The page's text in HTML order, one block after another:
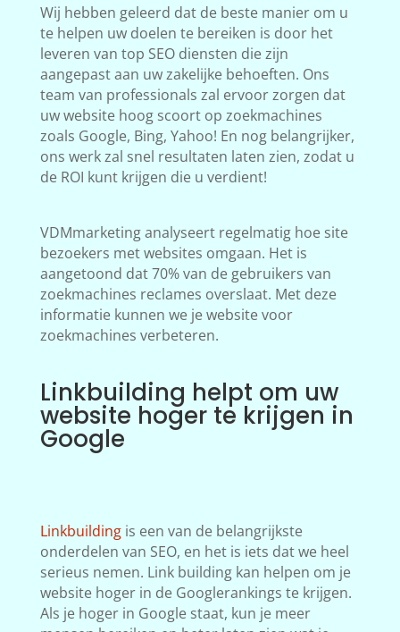
Wij hebben geleerd dat de beste manier om u
te helpen uw doelen te bereiken is door het
leveren van top SEO diensten die zijn
aangepast aan uw zakelijke behoeften. Ons
team van professionals zal ervoor zorgen dat
uw website hoog scoort op zoekmachines
zoals Google, Bing, Yahoo! En nog belangrijker,
ons werk zal snel resultaten laten zien, zodat u
de ROI kunt krijgen die u verdient!
VDMmarketing analyseert regelmatig hoe site
bezoekers met websites omgaan. Het is
aangetoond dat 70% van de gebruikers van
zoekmachines reclames overslaat. Met deze
informatie kunnen we je website voor
zoekmachines verbeteren.
Linkbuilding helpt om uw
website hoger te krijgen in
Google
Linkbuildingis een van de belangrijkste
onderdelen van SEO, en het is iets dat we heel
serieus nemen. Link building kan helpen om je
website hoger in de Googlerankings te krijgen.
Als je hoger in Google staat, kun je meer